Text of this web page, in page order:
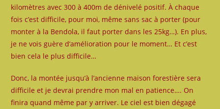
kilomètres avec 300 à 400m de dénivelé positif. À chaque
fois c’est difficile, pour moi, même sans sac à porter (pour
monter à la Bendola, il faut porter dans les 25kg…). En plus,
je ne vois guère d’amélioration pour le moment… Et c’est
bien cela le plus difficile…
Donc, la montée jusqu’à l’ancienne maison forestière sera
difficile et je devrai prendre mon mal en patience…. On
finira quand même par y arriver. Le ciel est bien dégagé